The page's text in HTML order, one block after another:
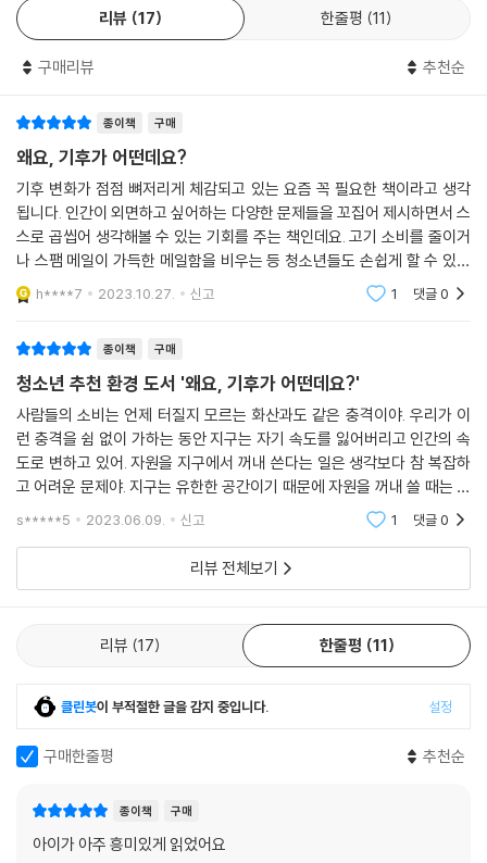
2020년 이탈리아는 기후 변화 교육을 의무화했다. 이를 시작으로 세계 여
그리고 어떻게 대응할지까지 체계적인 교육이 절실한 시점이 되었기 때문
있다고 한다. 우리나라도 미세먼지, 온난화, 탄소 배출 등으로 인해 환경 교
육의 필요성을 생각해볼 시점이 되었고, 이와 관련해 청소년이 쉽게 기후
변화를 이해하고 이 문제를 함께 토론해볼 책이 절실하다. 이 책은 기후 변
화의 원인과 현실, 탄소 중립 실천법을 두루 다룬 책으로 청소년 환경 교육
의 좋은 교양서 및 교재로 큰 역할을 할 것이다. 각 장의 끝에 붙은 ‘함께 토
론하기’를 통해 탄소 배출, 세계의 기후 재난, 친환경 정책 등의 주제로 서
로 의견을 나누고 쟁점에 관해 토론해볼 수 있는 책이다.
스마트폰, 생수병, 좋아하는 고기, 유행하는 옷, 쫄깃한 라면…
내가 좋아하는 것들은 어떻게 만들어져 내 손까지 왔을까?
이 책의 가장 큰 장점은 ‘나’와는 거리감이 느껴질 수 있는 ‘기후 변화’라는
주제를 일상의 친숙한 사물을 통해 풀어간다는 점이다. 우리가 매일 사용
하는 스마트폰, 동영상·사진·문서 등이 저장된 데이터 센터, 우유팩에 붙어
있는 빨대, 매일 갈아입는 옷, 숙면을 취하는 침대 등 너무나도 친근한 사물
이지만 그 사물이 만들어지고 버려지는 과정에서 기후 변화의 큰 원인이
되는 탄소 배출이 어떻게 일어나는지를 생중계하듯 생생히 보여준다.
우리가 가장 많이 쓰는 전자 기기인 스마트폰이 실은 얼마나 많은 광물을
원료로 제조되었는지, 그 광물을 채굴하기 위해 얼마나 많은 에너지와 화
학약품이 쓰이고 그 과정에서 수많은 탄소 발자국이 찍힐 수밖에 없다는
듯, 우리가 쓰고 있는 물건들이 대부분 엄청난 탄소 발자국을 남기고 우리
기고 이곳에 온 스마트폰을 우리는 잘 쓰고 있을까? 조금만 고장 나거나 떨
은지, 스마트폰을 사고 다음 스마트폰을 사기까지 얼마의 시간이 걸리는지
를 저자는 함께 생각해보자고 말한다.
리뷰 17 한줄평 11
구매리뷰 추천순
종이책 구매
왜요, 기후가 어떤데요?
기후 변화가 점점 뼈저리게 체감되고 있는 요즘 꼭 필요한 책이라고 생각
됩니다. 인간이 외면하고 싶어하는 다양한 문제들을 꼬집어 제시하면서 스
스로 곱씹어 생각해볼 수 있는 기회를 주는 책인데요. 고기 소비를 줄이거
나 스팸 메일이 가득한 메일함을 비우는 등 청소년들도 손쉽게 할 수 있는
대안을 제시하고 있어서 가벼운 마음으로 기후 위기 극복에 동참할 수 있
게 해줍니다.
h****7 2023.10.27. 신고 1 댓글0
종이책 구매
청소년 추천 환경 도서 '왜요, 기후가 어떤데요?'
사람들의 소비는 언제 터질지 모르는 화산과도 같은 충격이야. 우리가 이
런 충격을 쉼 없이 가하는 동안 지구는 자기 속도를 잃어버리고 인간의 속
도로 변하고 있어. 자원을 지구에서 꺼내 쓴다는 일은 생각보다 참 복잡하
고 어려운 문제야. 지구는 유한한 공간이기 때문에 자원을 꺼내 쓸 때는 그
곳에 형성된 생태계뿐 아니라 다음 세대를 늘 염두에 둬야 할 것 같아. 지속
s*****5 2023.06.09. 신고 1 댓글0
리뷰 전체보기
리뷰 17 한줄평 11
클린봇이 부적절한 글을 감지 중입니다. 설정
구매한줄평 추천순
종이책 구매
아이가 아주 흥미있게 읽었어요